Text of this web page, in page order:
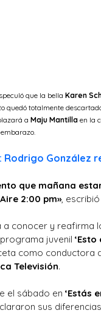
que la bella Karen
quedó totalmente
a Maju Mantilla en la
Rodrigo González
que mañana
2:00 pm» , escribió
a conocer y reafirma
juvenil ‘Esto
como conductora
Televisión.
el sábado en ‘Estás
sus